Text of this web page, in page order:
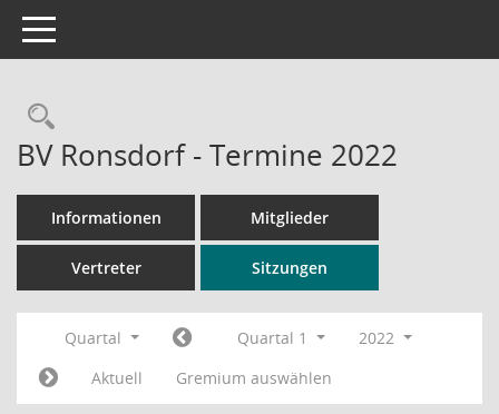
Toggle navigation
Rechercheauswahl
BV Ronsdorf - Termine 2022
Informationen Mitglieder
Vertreter Sitzungen
Quartal Quartal 1
2022
Aktuell
Gremium auswählen